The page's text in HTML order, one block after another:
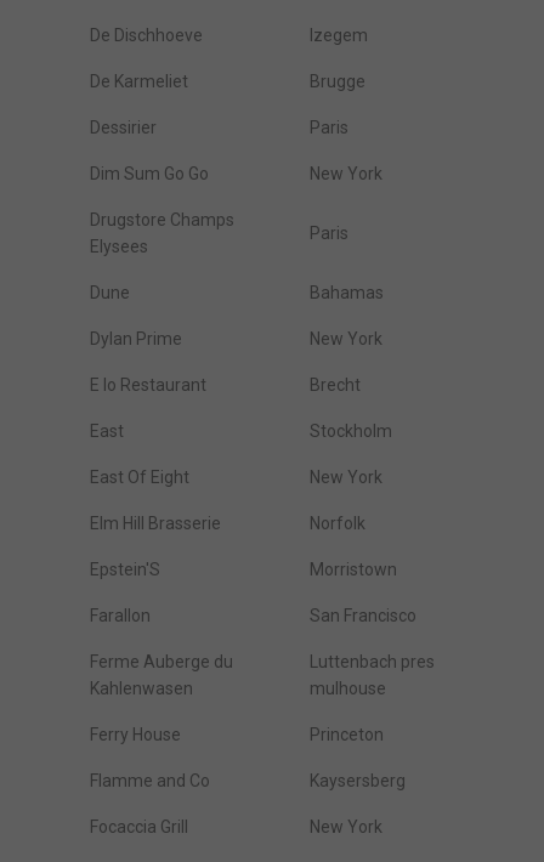
De Dischhoeve Izegem
De Karmeliet Brugge
Dessirier Paris
Dim Sum Go Go New York
Drugstore Champs
Elysees
Paris
Dune Bahamas
Dylan Prime New York
E Io Restaurant Brecht
East Stockholm
East Of Eight New York
Elm Hill Brasserie Norfolk
Epstein'S Morristown
Farallon San Francisco
Ferme Auberge du
Kahlenwasen
Luttenbach pres
mulhouse
Ferry House Princeton
Flamme and Co Kaysersberg
Focaccia Grill New York